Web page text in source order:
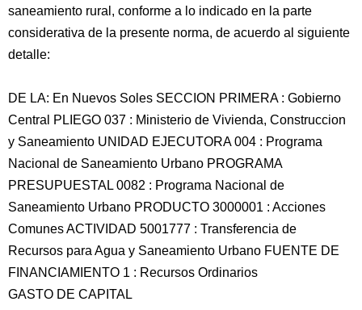
saneamiento rural, conforme a lo indicado en la parte
considerativa de la presente norma, de acuerdo al siguiente
detalle:
DE LA: En Nuevos Soles SECCION PRIMERA : Gobierno
Central PLIEGO 037 : Ministerio de Vivienda, Construccion
y Saneamiento UNIDAD EJECUTORA 004 : Programa
Nacional de Saneamiento Urbano PROGRAMA
PRESUPUESTAL 0082 : Programa Nacional de
Saneamiento Urbano PRODUCTO 3000001 : Acciones
Comunes ACTIVIDAD 5001777 : Transferencia de
Recursos para Agua y Saneamiento Urbano FUENTE DE
FINANCIAMIENTO 1 : Recursos Ordinarios
GASTO DE CAPITAL